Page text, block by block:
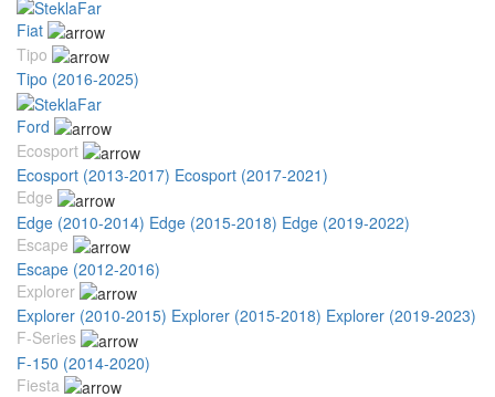
Fiat
Tipo
Tipo (2016-2025)
Ford
Ecosport
Ecosport (2013-2017) Ecosport (2017-2021)
Edge
Edge (2010-2014) Edge (2015-2018) Edge (2019-2022)
Escape
Escape (2012-2016)
Explorer
Explorer (2010-2015) Explorer (2015-2018) Explorer (2019-2023)
F-Series
F-150 (2014-2020)
Fiesta